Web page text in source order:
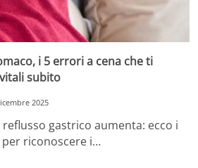
i 5 errori a cena che ti
subito
2025
gastrico aumenta: ecco i
riconoscere i…